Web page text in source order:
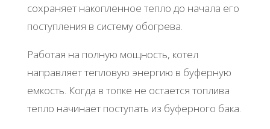
сохраняет накопленное тепло до начала его
поступления в систему обогрева.
Работая на полную мощность, котел
направляет тепловую энергию в буферную
емкость. Когда в топке не остается топлива
тепло начинает поступать из буферного бака.